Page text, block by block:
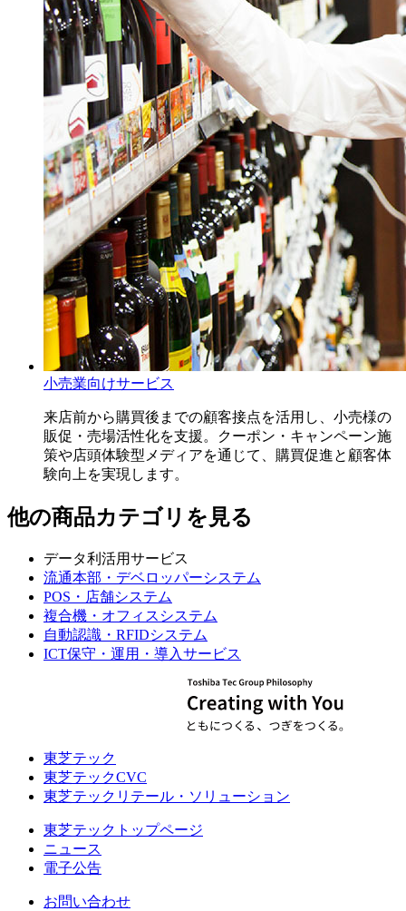
小売業向けサービス
来店前から購買後までの顧客接点を活用し、小売様の
販促・売場活性化を支援。クーポン・キャンペーン施
策や店頭体験型メディアを通じて、購買促進と顧客体
験向上を実現します。
他の商品カテゴリを見る
データ利活用サービス
流通本部・デベロッパーシステム
POS・店舗システム
複合機・オフィスシステム
自動認識・RFIDシステム
ICT保守・運用・導入サービス
東芝テック
東芝テックCVC
東芝テックリテール・ソリューション
東芝テックトップページ
ニュース
電子公告
お問い合わせ